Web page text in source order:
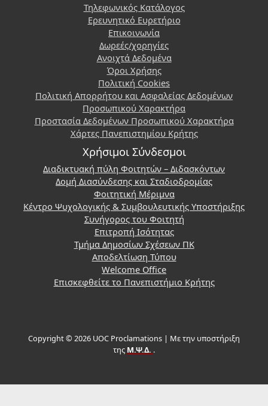
Τηλεφωνικός Κατάλογος
Ερευνητικό Ευρετήριο
Επικοινωνία
Δωρεές/χορηγίες
Ανοιχτά Δεδομένα
Όροι Χρήσης
Πολιτική Cookies
Πολιτική Απορρήτου και Ασφαλείας Δεδομένων
Προσωπικού Χαρακτήρα
Προστασία Δεδομένων Προσωπικού Χαρακτήρα
Χάρτες Πανεπιστημίου Κρήτης
Χρήσιμοι Σύνδεσμοι
Διαδικτυακή πύλη Φοιτητών – Διδασκόντων
Δομή Διασύνδεσης και Σταδιοδρομίας
Φοιτητική Μέριμνα
Κέντρο Ψυχολογικής & Συμβουλευτικής Υποστήριξης
Συνήγορος του Φοιτητή
Επιτροπή Ισότητας
Τμήμα Δημοσίων Σχέσεων ΠΚ
Αποδελτίωση Τύπου
Welcome Office
Επισκεφθείτε το Πανεπιστήμιο Κρήτης
Copyright © 2026 UOC Proclamations | Με την υποστήριξη
της Μ.Ψ.Δ. .